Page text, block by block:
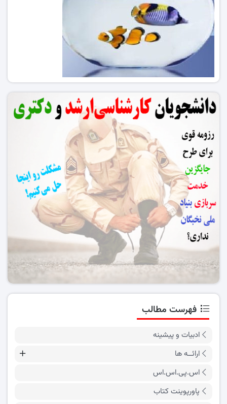
فهرست مطالب
ادبیات و پیشینه
ارائــه ها
اس.پی.اس.اس
پاورپوینت کتاب